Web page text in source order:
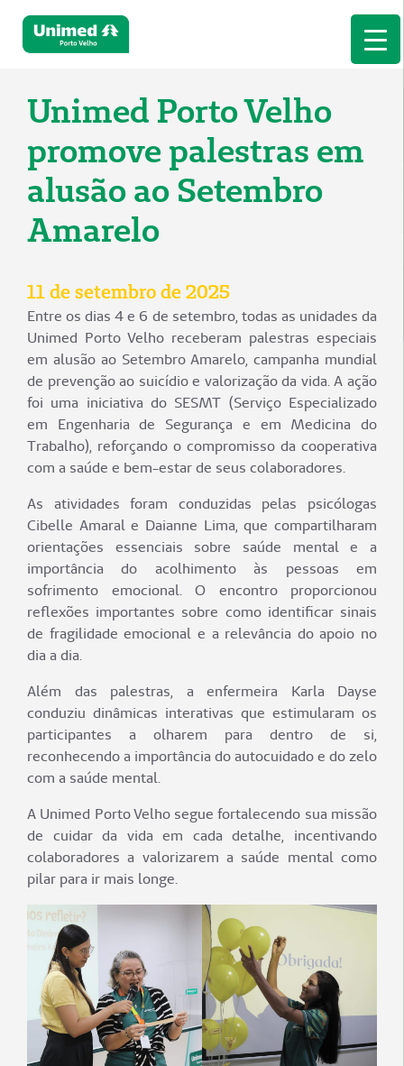
Unimed Porto Velho
promove palestras em
alusão ao Setembro
Amarelo
11 de setembro de 2025
Entre os dias 4 e 6 de setembro, todas as unidades da
Unimed Porto Velho receberam palestras especiais
em alusão ao Setembro Amarelo, campanha mundial
de prevenção ao suicídio e valorização da vida. A ação
foi uma iniciativa do SESMT (Serviço Especializado
em Engenharia de Segurança e em Medicina do
Trabalho), reforçando o compromisso da cooperativa
com a saúde e bem-estar de seus colaboradores.
As atividades foram conduzidas pelas psicólogas
Cibelle Amaral e Daianne Lima, que compartilharam
orientações essenciais sobre saúde mental e a
importância do acolhimento às pessoas em
sofrimento emocional. O encontro proporcionou
reflexões importantes sobre como identificar sinais
de fragilidade emocional e a relevância do apoio no
dia a dia.
Além das palestras, a enfermeira Karla Dayse
conduziu dinâmicas interativas que estimularam os
participantes a olharem para dentro de si,
reconhecendo a importância do autocuidado e do zelo
com a saúde mental.
A Unimed Porto Velho segue fortalecendo sua missão
de cuidar da vida em cada detalhe, incentivando
colaboradores a valorizarem a saúde mental como
pilar para ir mais longe.